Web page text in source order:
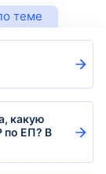
теме
какую
по ЕП? В